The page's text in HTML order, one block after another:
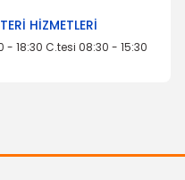
HİZMETLERİ
- 18:30 C.tesi 08:30 - 15:30